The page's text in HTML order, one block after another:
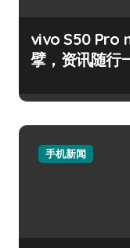
vivo S50 Pro
擘，资讯随行
手机新闻